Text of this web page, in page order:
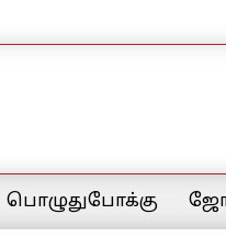
பொழுதுபோக்கு